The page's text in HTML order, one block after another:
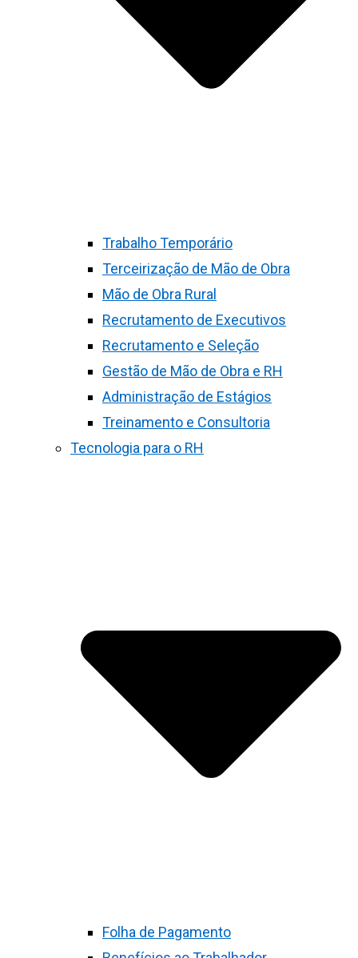
Trabalho Temporário
Terceirização de Mão de Obra
Mão de Obra Rural
Recrutamento de Executivos
Recrutamento e Seleção
Gestão de Mão de Obra e RH
Administração de Estágios
Treinamento e Consultoria
Tecnologia para o RH
Folha de Pagamento